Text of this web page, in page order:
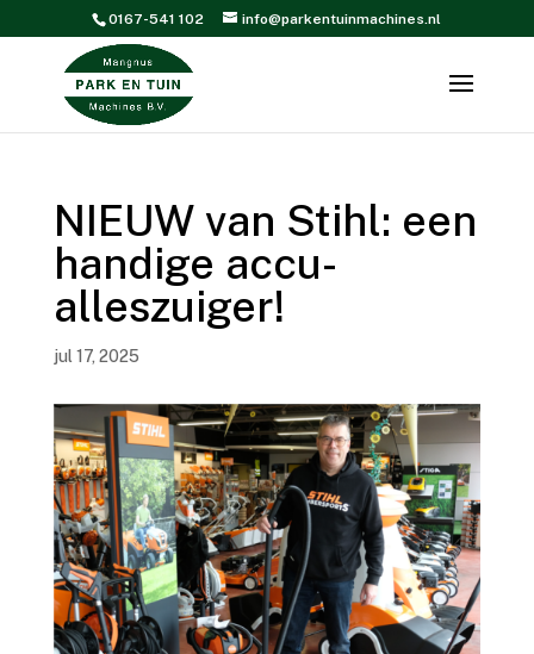
0167-541 102 info@parkentuinmachines.nl
NIEUW van Stihl: een
handige accu-
alleszuiger!
jul 17, 2025